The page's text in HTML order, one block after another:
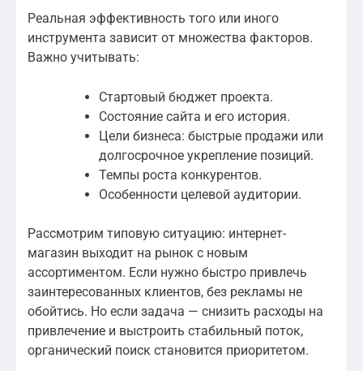
Реальная эффективность того или иного
инструмента зависит от множества факторов.
Важно учитывать:
Стартовый бюджет проекта.
Состояние сайта и его история.
Цели бизнеса: быстрые продажи или
долгосрочное укрепление позиций.
Темпы роста конкурентов.
Особенности целевой аудитории.
Рассмотрим типовую ситуацию: интернет-
магазин выходит на рынок с новым
ассортиментом. Если нужно быстро привлечь
заинтересованных клиентов, без рекламы не
обойтись. Но если задача — снизить расходы на
привлечение и выстроить стабильный поток,
органический поиск становится приоритетом.